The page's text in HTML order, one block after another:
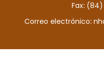
Fax:
Correo electrónico: